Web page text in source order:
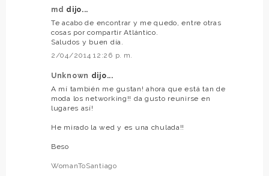
md dijo...
Te acabo de encontrar y me quedo, entre otras
cosas por compartir Atlántico.
Saludos y buen día.
2/04/2014 12:26 p. m.
Unknown dijo...
A mí también me gustan! ahora que está tan de
moda los networking!! da gusto reunirse en
lugares así!
He mirado la wed y es una chulada!!
Beso
WomanToSantiago